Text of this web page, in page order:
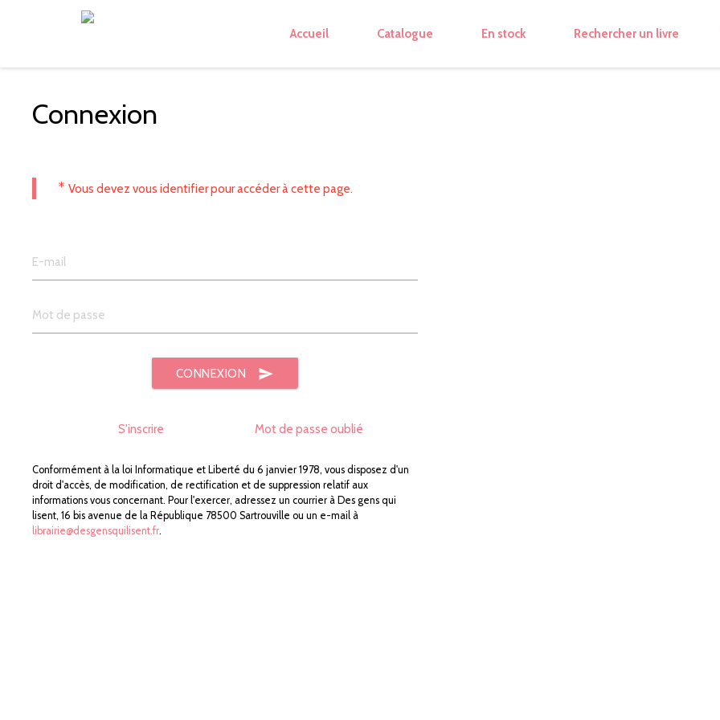
Accueil Catalogue En stock Rechercher un livre
Connexion
* Vous devez vous identifier pour accéder à cette page.
CONNEXION send
S'inscrire Mot de passe oublié
Conformément à la loi Informatique et Liberté du 6 janvier 1978, vous disposez d'un
droit d'accès, de modification, de rectification et de suppression relatif aux
informations vous concernant. Pour l'exercer, adressez un courrier à Des gens qui
lisent, 16 bis avenue de la République 78500 Sartrouville ou un e-mail à
librairie@desgensquilisent.fr.